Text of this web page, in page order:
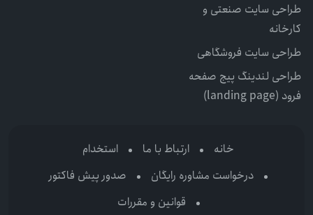
طراحی سایت صنعتی و
کارخانه
طراحی سایت فروشگاهی
طراحی لندینگ پیج صفحه
فرود (landing page)
خانه ارتباط با ما
استخدام
درخواست مشاوره رایگان
صدور پیش فاکتور
قوانین و مقررات